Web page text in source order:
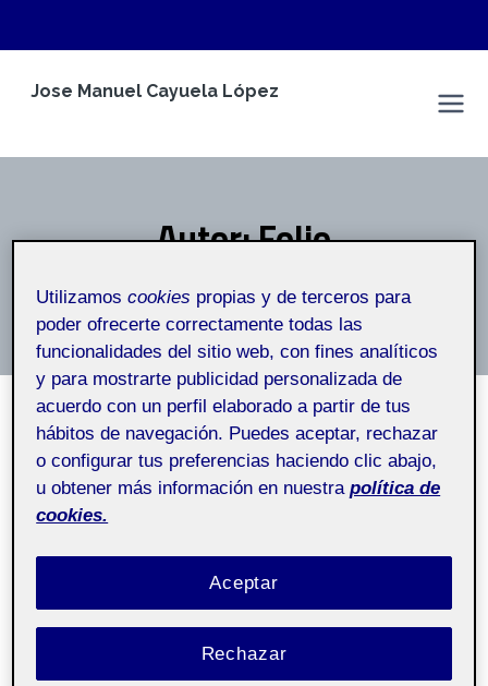
Jose Manuel Cayuela López
Autor: Folio
Inicio / Folio
Utilizamoscookies propias y de terceros para
poder ofrecerte correctamente todas las
funcionalidades del sitio web, con fines analíticos
y para mostrarte publicidad personalizada de
acuerdo con un perfil elaborado a partir de tus
hábitos de navegación. Puedes aceptar, rechazar
o configurar tus preferencias haciendo clic abajo,
u obtener más información en nuestra política de
cookies.
Rechazar
Aceptar